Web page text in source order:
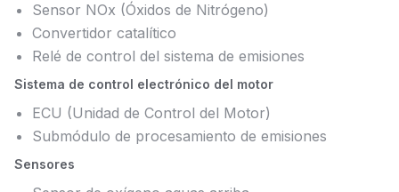
Sensor NOx (Óxidos de Nitrógeno)
Convertidor catalítico
Relé de control del sistema de emisiones
Sistema de control electrónico del motor
ECU (Unidad de Control del Motor)
Submódulo de procesamiento de emisiones
Sensores